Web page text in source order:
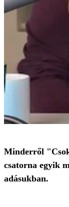
Minderről
csatorna egyik
adásukban.